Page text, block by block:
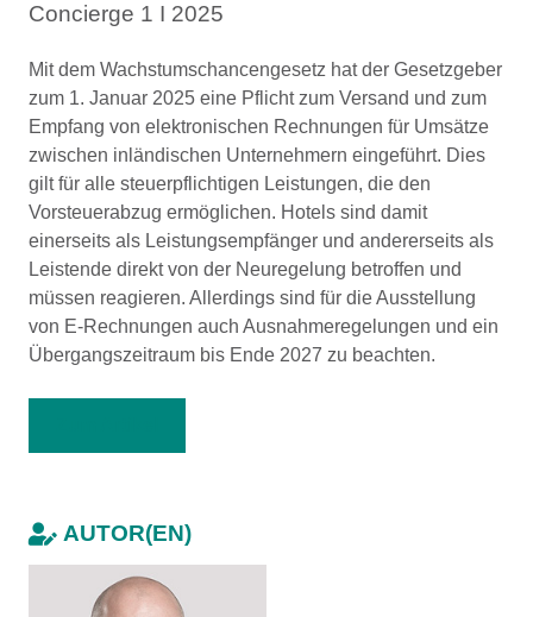
Concierge 1 I 2025
Mit dem Wachstumschancengesetz hat der Gesetzgeber
zum 1. Januar 2025 eine Pflicht zum Versand und zum
Empfang von elektronischen Rechnungen für Umsätze
zwischen inländischen Unternehmern eingeführt. Dies
gilt für alle steuerpflichtigen Leistungen, die den
Vorsteuerabzug ermöglichen. Hotels sind damit
einerseits als Leistungsempfänger und andererseits als
Leistende direkt von der Neuregelung betroffen und
müssen reagieren. Allerdings sind für die Ausstellung
von E-Rechnungen auch Ausnahmeregelungen und ein
Übergangszeitraum bis Ende 2027 zu beachten.
AUTOR(EN)